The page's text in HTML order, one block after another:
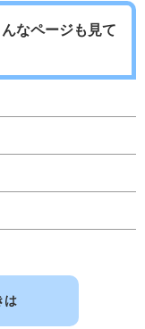
んなページも見て
は